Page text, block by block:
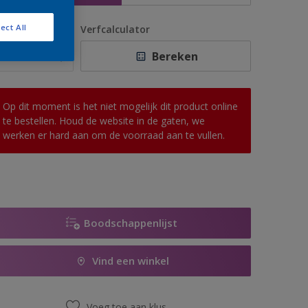
Verfcalculator
Bereken
Op dit moment is het niet mogelijk dit product online
te bestellen. Houd de website in de gaten, we
werken er hard aan om de voorraad aan te vullen.
Boodschappenlijst
Vind een winkel
All